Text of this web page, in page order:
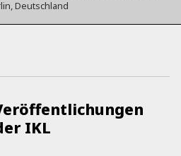
Deutschland
IKL